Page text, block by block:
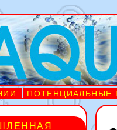
ПОТЕНЦИАЛЬНЫЕ